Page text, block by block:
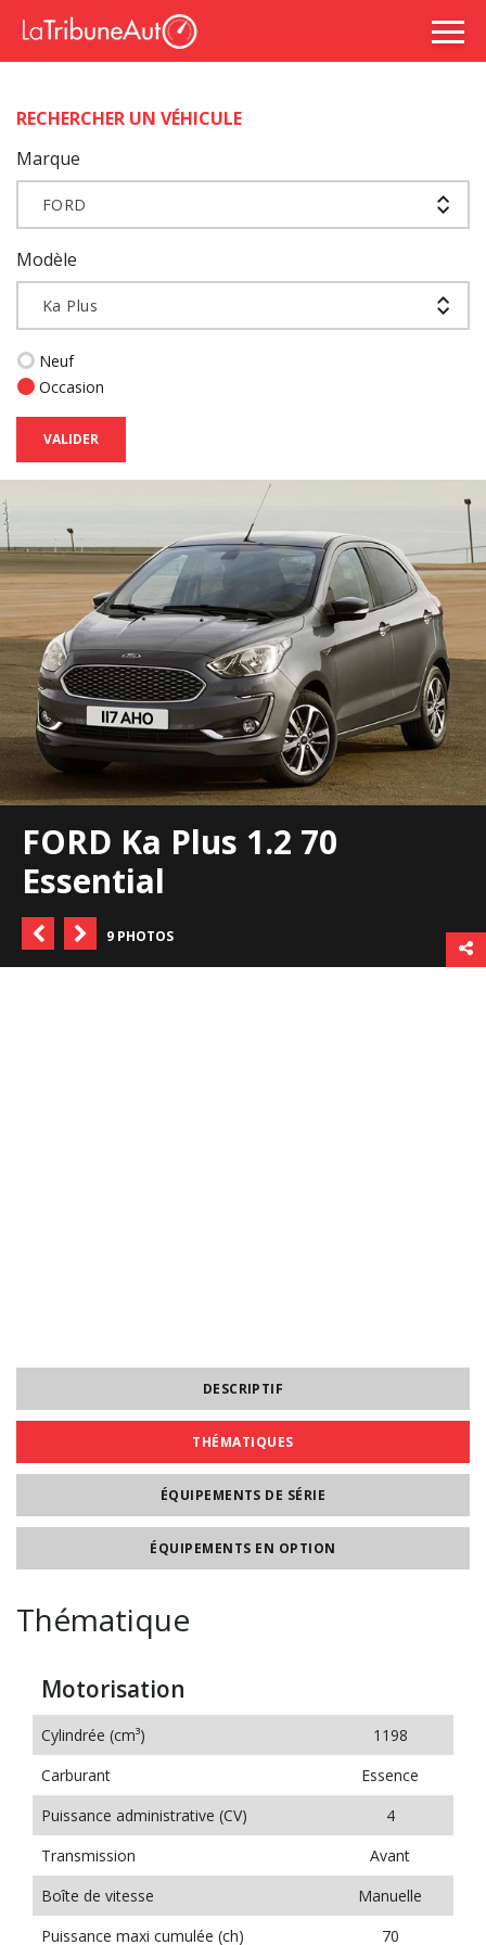
RECHERCHER UN VÉHICULE
Marque
FORD
Modèle
Ka Plus
Neuf
Occasion
VALIDER
FORD Ka Plus 1.2 70
Essential
9 PHOTOS
DESCRIPTIF
THÉMATIQUES
ÉQUIPEMENTS DE SÉRIE
ÉQUIPEMENTS EN OPTION
Thématique
Motorisation
Cylindrée (cm³)
1198
Carburant
Essence
Puissance administrative (CV)
4
Transmission
Avant
Boîte de vitesse
Manuelle
Puissance maxi cumulée (ch)
70